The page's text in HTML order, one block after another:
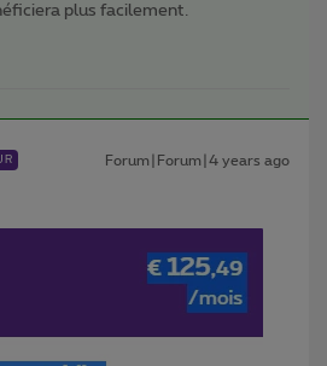
plus facilement.
Forum|Forum|4 years ago